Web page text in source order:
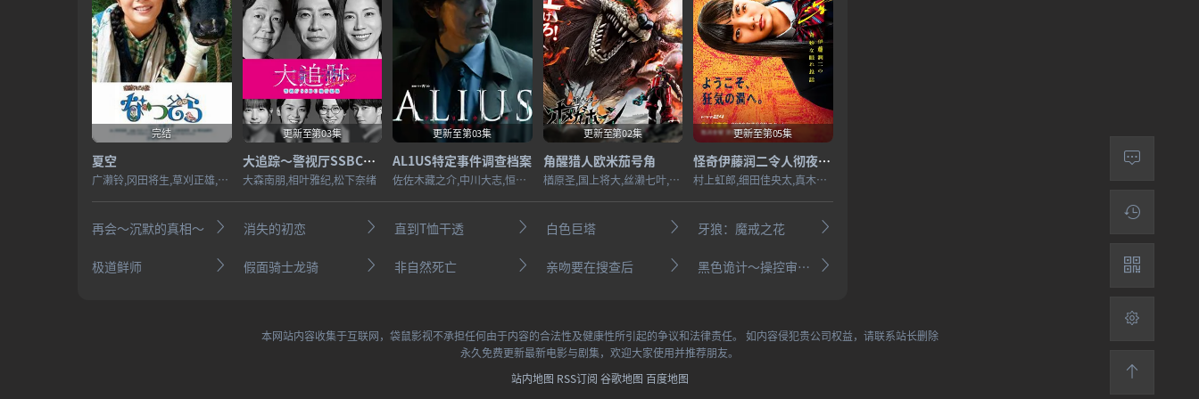
完结
夏空
广濑铃,冈田将生,草刈正雄,松岛菜菜子,藤木直人,清原翔,福地桃子,小林隆,音尾琢真,安田显,高畑淳子,仙道敦子,山田裕贵,户次重幸,小林绫子,吉泽亮,犬饲贵丈,工藤阿须加,中原丈雄,北乃绮,富田望生,柄本佑,内村光良
更新至第03集
大追踪〜警视厅SSBC强行犯系〜第二季
大森南朋,相叶雅纪,松下奈绪
更新至第03集
AL1US特定事件调查档案
佐佐木藏之介,中川大志,恒松祐里,长谷川初范,猪塚健太,池田良,松浦祐也,大河内浩,山中崇,坂井真纪
更新至第02集
角醒猎人欧米茄号角
楢原圣,国上将大,丝濑七叶,田鹤翔吾,小西咏斗,光宗薰,桜庭大翔,三浦舞华,加藤清史郎,长田光平,潘惠美
更新至第05集
怪奇伊藤润二令人彻夜难眠的奇异故事－
村上虹郎,细田佳央太,真木阳子,圆井湾,坂元爱登,石原良纯,杉田雷麟,中村里帆,樋口日奈,山崎七海,齐藤渚,斋藤润,恒松祐里
再会～沉默的真相～ 消失的初恋 直到T恤干透 白色巨塔 牙狼：魔戒之花
极道鲜师 假面骑士龙骑 非自然死亡 亲吻要在搜查后 黑色诡计～操控审判的辩..
本网站内容收集于互联网，袋鼠影视不承担任何由于内容的合法性及健康性所引起的争议和法律责任。 如内容侵犯贵公司权益，请联系站长删除
永久免费更新最新电影与剧集，欢迎大家使用并推荐朋友。
站内地图 RSS订阅 谷歌地图 百度地图